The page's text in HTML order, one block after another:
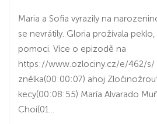
Maria a Sofia vyrazily na
se nevrátily. Gloria prožívala
pomoci. Více o epizodě na
https://www.ozlociny.cz/e/462/s/
znělka(00:00:07) ahoj
kecy(00:08:55) María Alvarado
Choi(01...